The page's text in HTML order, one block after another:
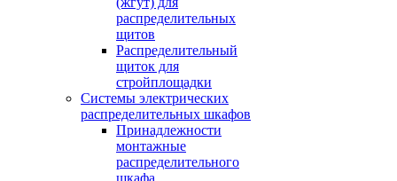
распределительных
щитов
Распределительный
щиток для
стройплощадки
Системы электрических
распределительных шкафов
Принадлежности
монтажные
распределительного
шкафа